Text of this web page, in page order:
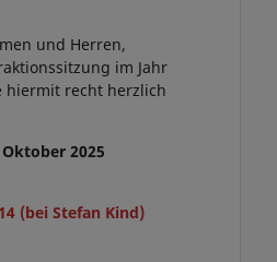
und Herren,
im Jahr
hiermit recht herzlich
2025
(bei Stefan Kind)